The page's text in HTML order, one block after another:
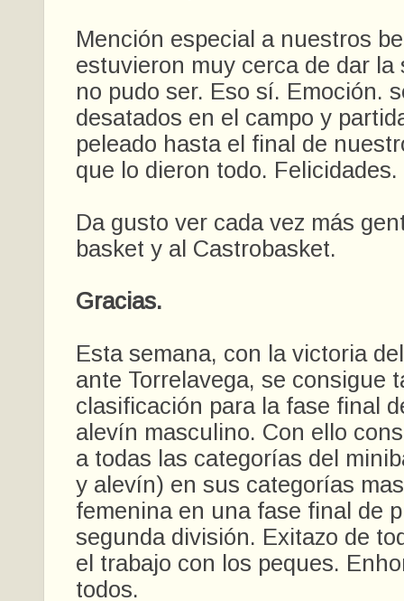
Mención especial a nuestros
estuvieron muy cerca de dar la
no pudo ser. Eso sí. Emoción.
desatados en el campo y
peleado hasta el final de
que lo dieron todo. Felicidades.
Da gusto ver cada vez más
basket y al Castrobasket.
Gracias.
Esta semana, con la victoria
ante Torrelavega, se consigue
clasificación para la fase final
alevín masculino. Con ello
a todas las categorías del
y alevín) en sus categorías
femenina en una fase final de
segunda división. Exitazo de
el trabajo con los peques.
todos.